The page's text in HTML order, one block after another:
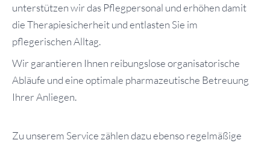
unterstützen wir das Pflegpersonal und erhöhen damit
die Therapiesicherheit und entlasten Sie im
pflegerischen Alltag.
Wir garantieren Ihnen reibungslose organisatorische
Abläufe und eine optimale pharmazeutische Betreuung
Ihrer Anliegen.
Zu unserem Service zählen dazu ebenso regelmäßige